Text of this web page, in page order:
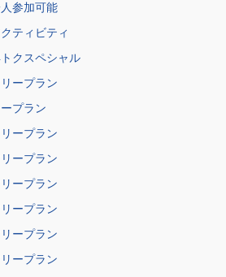
参加可能
ティビティ
クスペシャル
ープラン
プラン
ープラン
ープラン
ープラン
ープラン
ープラン
ープラン